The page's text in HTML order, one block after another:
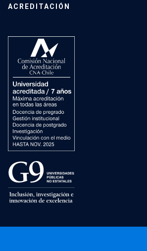
ACREDITACIÓN